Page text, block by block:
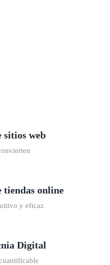
sitios web
tiendas online
y eficaz
Digital